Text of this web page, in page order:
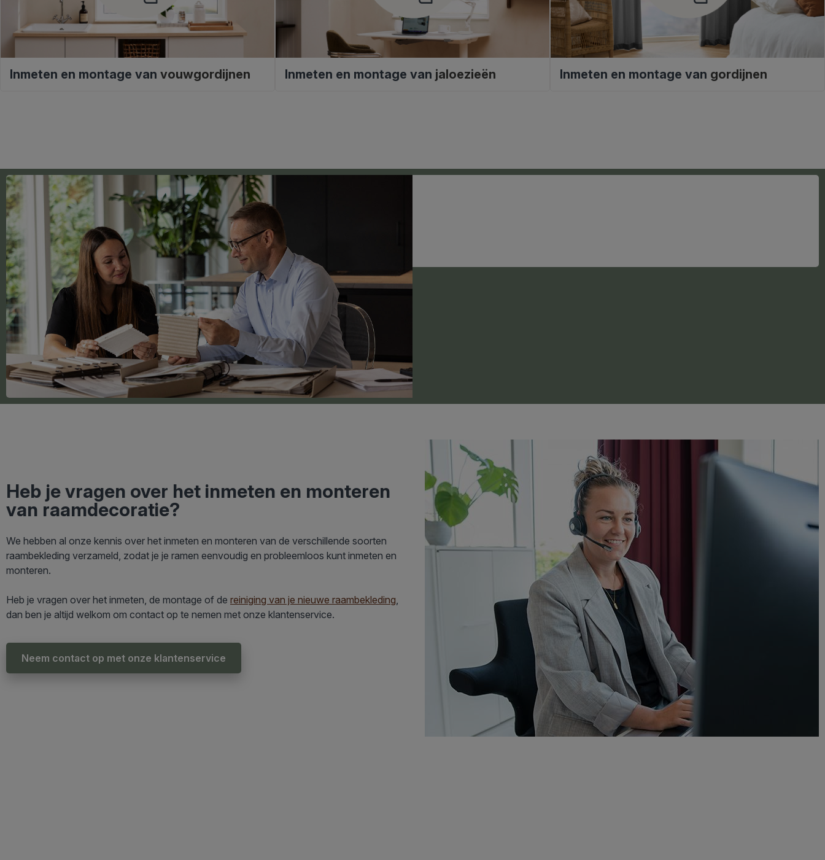
Inmeten en montage van vouwgordijnen Inmeten en montage van jaloezieën Inmeten en montage van gordijnen
Heb je vragen over het inmeten en monteren
van raamdecoratie?
We hebben al onze kennis over het inmeten en monteren van de verschillende soorten
raambekleding verzameld, zodat je je ramen eenvoudig en probleemloos kunt inmeten en
monteren.
Heb je vragen over het inmeten, de montage of de reiniging van je nieuwe raambekleding
dan ben je altijd welkom om contact op te nemen met onze klantenservice.
Neem contact op met onze klantenservice